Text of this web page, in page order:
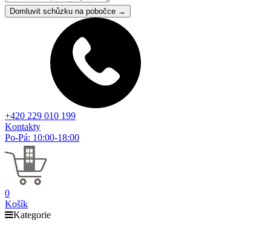
Domluvit schůzku na pobočce →
+420 229 010 199
Kontakty
Po-Pá: 10:00-18:00
0
Košík
Kategorie